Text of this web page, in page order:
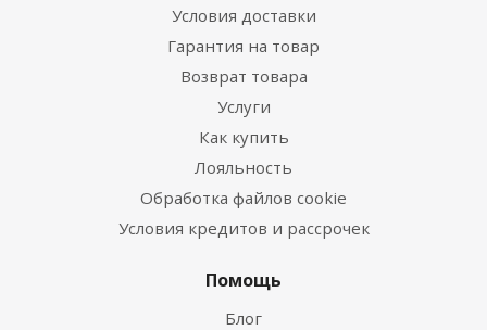
Условия доставки
Гарантия на товар
Возврат товара
Услуги
Как купить
Лояльность
Обработка файлов cookie
Условия кредитов и рассрочек
Помощь
Блог